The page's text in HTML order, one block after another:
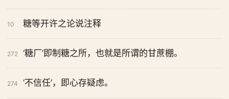
10 糖等开许之论说注释
272 ‘糖厂’即制糖之所，也就是所谓的甘蔗棚。
274 ‘不信任’，即心存疑虑。